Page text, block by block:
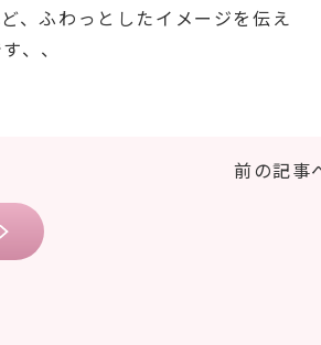
、ふわっとしたイメージを伝え
、、
前の記事